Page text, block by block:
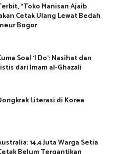
“Toko Manisan Ajaib
Cetak Ulang Lewat Bedah
Bogor
Soal ‘I Do’: Nasihat dan
dari Imam al-Ghazali
Literasi di Korea
14,4 Juta Warga Setia